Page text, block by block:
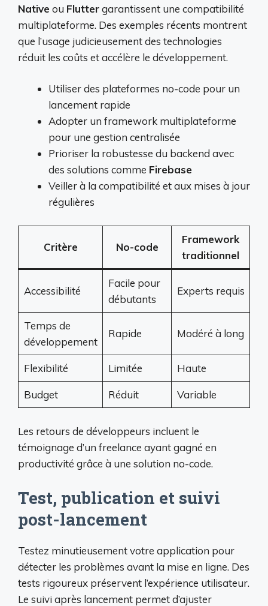
Native ou Fluttergarantissent une compatibilité
multiplateforme. Des exemples récents montrent
que l’usage judicieusement des technologies
réduit les coûts et accélère le développement.
Utiliser des plateformes no-code pour un
lancement rapide
Adopter un framework multiplateforme
pour une gestion centralisée
Prioriser la robustesse du backend avec
des solutions comme Firebase
Veiller à la compatibilité et aux mises à jour
régulières
Critère No-code
Framework
traditionnel
Accessibilité
Facile pour
débutants
Experts requis
Temps de
développement
Rapide Modéré à long
Flexibilité Limitée Haute
Budget Réduit Variable
Les retours de développeurs incluent le
témoignage d’un freelance ayant gagné en
productivité grâce à une solution no-code.
Test, publication et suivi
post-lancement
Testez minutieusement votre application pour
détecter les problèmes avant la mise en ligne. Des
tests rigoureux préservent l’expérience utilisateur.
Le suivi après lancement permet d’ajuster